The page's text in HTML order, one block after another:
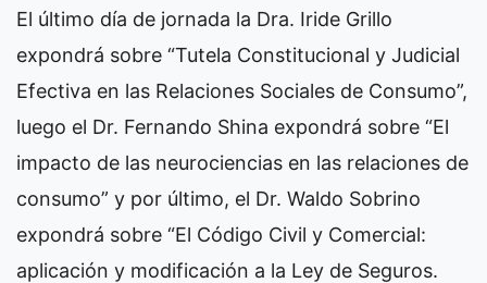
El último día de jornada la Dra. Iride Grillo
expondrá sobre “Tutela Constitucional y Judicial
Efectiva en las Relaciones Sociales de Consumo”,
luego el Dr. Fernando Shina expondrá sobre “El
impacto de las neurociencias en las relaciones de
consumo” y por último, el Dr. Waldo Sobrino
expondrá sobre “El Código Civil y Comercial:
aplicación y modificación a la Ley de Seguros.